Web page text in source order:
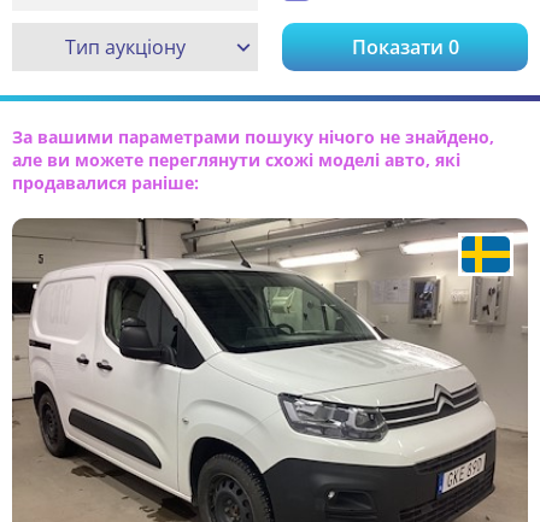
Тип аукціону Показати0
За вашими параметрами пошуку нічого не знайдено,
але ви можете переглянути схожі моделі авто, які
продавалися раніше: